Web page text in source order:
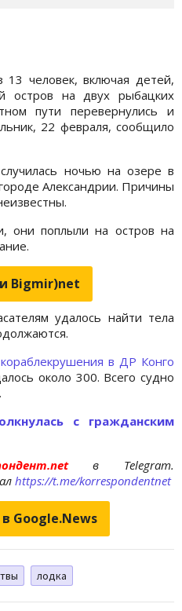
человек, включая детей,
остров на двух рыбацких
пути перевернулись и
22 февраля, сообщило
ночью на озере в
Александрии. Причины
они поплыли на остров на
Bigmir)net
удалось найти тела
в ДР Конго
около 300. Всего судно
с гражданским
в Telegram.
https://t.me/korrespondentnet
Google.News
лодка